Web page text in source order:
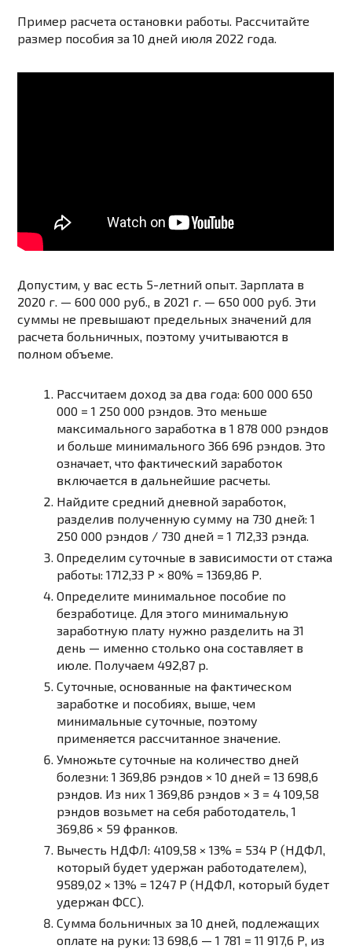
Пример расчета остановки работы. Рассчитайте
размер пособия за 10 дней июля 2022 года.
Допустим, у вас есть 5-летний опыт. Зарплата в
2020 г. — 600 000 руб., в 2021 г. — 650 000 руб. Эти
суммы не превышают предельных значений для
расчета больничных, поэтому учитываются в
полном объеме.
Рассчитаем доход за два года: 600 000 650
000 = 1 250 000 рэндов. Это меньше
максимального заработка в 1 878 000 рэндов
и больше минимального 366 696 рэндов. Это
означает, что фактический заработок
включается в дальнейшие расчеты.
Найдите средний дневной заработок,
разделив полученную сумму на 730 дней: 1
250 000 рэндов / 730 дней = 1 712,33 рэнда.
Определим суточные в зависимости от стажа
работы: 1712,33 Р × 80% = 1369,86 Р.
Определите минимальное пособие по
безработице. Для этого минимальную
заработную плату нужно разделить на 31
день — именно столько она составляет в
июле. Получаем 492,87 р.
Суточные, основанные на фактическом
заработке и пособиях, выше, чем
минимальные суточные, поэтому
применяется рассчитанное значение.
Умножьте суточные на количество дней
болезни: 1 369,86 рэндов × 10 дней = 13 698,6
рэндов. Из них 1 369,86 рэндов × 3 = 4 109,58
рэндов возьмет на себя работодатель, 1
369,86 × 59 франков.
Вычесть НДФЛ: 4109,58 × 13% = 534 Р (НДФЛ,
который будет удержан работодателем),
9589,02 × 13% = 1247 Р (НДФЛ, который будет
удержан ФСС).
Сумма больничных за 10 дней, подлежащих
оплате на руки: 13 698,6 — 1 781 = 11 917,6 Р, из